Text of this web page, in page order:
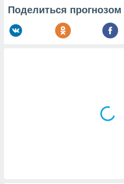
Поделиться прогнозом